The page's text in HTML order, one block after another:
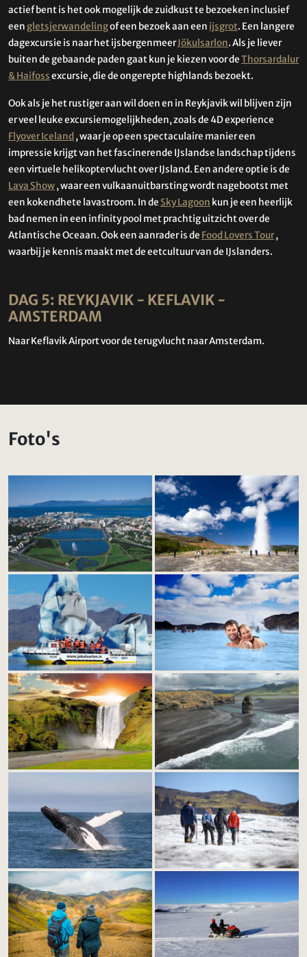
actief bent is het ook mogelijk de zuidkust te bezoeken inclusief
een gletsjerwandelingof een bezoek aan een ijsgrot. Een langere
dagexcursie is naar het ijsbergenmeerJökulsarlon. Als je liever
buiten de gebaande paden gaat kun je kiezen voor deThorsardalur
& Haifossexcursie, die de ongerepte highlands bezoekt.
Ook als je het rustiger aan wil doen en in Reykjavik wil blijven zijn
er veel leuke excursiemogelijkheden, zoals de 4D experience
Flyover Iceland , waar je op een spectaculaire manier een
impressie krijgt van het fascinerende IJslandse landschap tijdens
een virtuele helikoptervlucht over IJsland. Een andere optie is de
Lava Show, waar een vulkaanuitbarsting wordt nagebootst met
een kokendhete lavastroom. In de Sky Lagoon kun je een heerlijk
bad nemen in een infinity pool met prachtig uitzicht over de
Atlantische Oceaan. Ook een aanrader is de Food Lovers Tour,
waarbij je kennis maakt met de eetcultuur van de IJslanders.
DAG 5: REYKJAVIK - KEFLAVIK -
AMSTERDAM
Naar Keflavik Airport voor de terugvlucht naar Amsterdam.
Foto's